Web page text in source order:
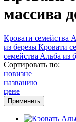
массива
Кровати семейства
из березы Кровати
семейства Альба из
Сортировать по:
новизне
названию
цене